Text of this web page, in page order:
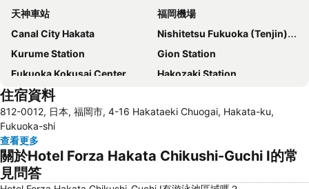
天神車站
福岡機場
Canal City Hakata
Nishitetsu Fukuoka (Tenjin) Station
Kurume Station
Gion Station
Fukuoka Kokusai Center
Hakozaki Station
Saga Station
Fukuoka Yafuoku! Dome
Nakasu-Kawabata Station
Acros Fukuoka
Tojinmachi Station
Meinohama Station
Fukuoka Convention Center
住宿資料
812-0012, 日本, 福岡市, 4-16 Hakataeki Chuogai, Hakata-ku,
Fukuoka-shi
查看更多
關於Hotel Forza Hakata Chikushi-Guchi Ⅰ的常
見問答